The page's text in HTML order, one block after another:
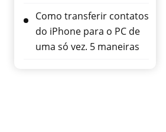
Como transferir contatos
do iPhone para o PC de
uma só vez. 5 maneiras